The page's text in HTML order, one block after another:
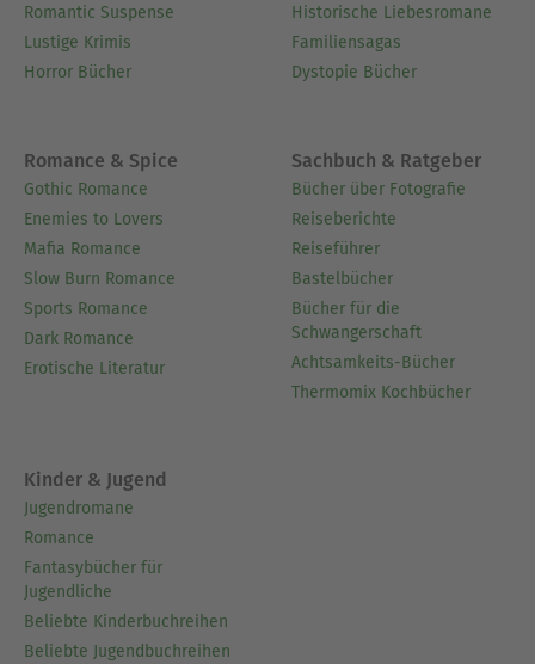
Romantic Suspense
Lustige Krimis
Horror Bücher
Historische Liebesromane
Familiensagas
Dystopie Bücher
Romance & Spice
Gothic Romance
Enemies to Lovers
Mafia Romance
Slow Burn Romance
Sports Romance
Dark Romance
Erotische Literatur
Sachbuch & Ratgeber
Bücher über Fotografie
Reiseberichte
Reiseführer
Bastelbücher
Bücher für die
Schwangerschaft
Achtsamkeits-Bücher
Thermomix Kochbücher
Kinder & Jugend
Jugendromane
Romance
Fantasybücher für
Jugendliche
Beliebte Kinderbuchreihen
Beliebte Jugendbuchreihen